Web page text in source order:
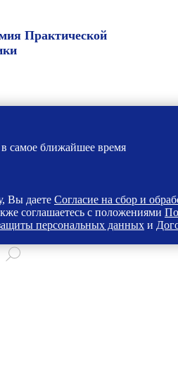
Практической
самое ближайшее время
Вы даете Согласие на сбор и
соглашаетесь с положениями
персональных данных и